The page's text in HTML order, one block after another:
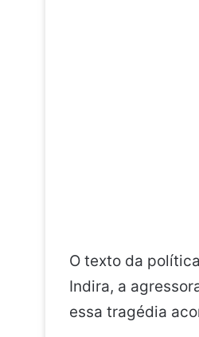
O texto da
Indira, a
essa tragédia